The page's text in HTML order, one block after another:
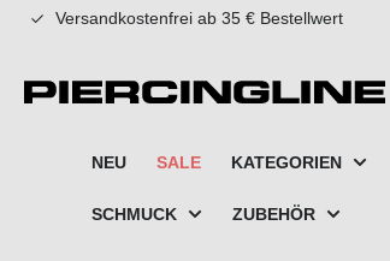
springen Zur Hauptnavigation springen
Versandkostenfrei ab 35 € Bestellwert
NEU SALE KATEGORIEN
SCHMUCK ZUBEHÖR